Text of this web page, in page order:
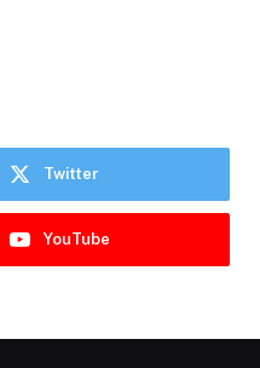
Twitter
YouTube